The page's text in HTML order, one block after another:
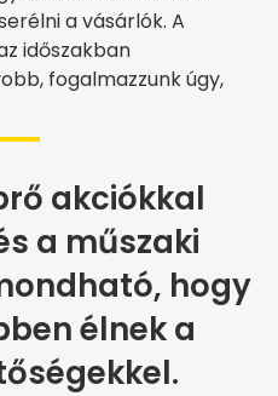
a vásárlók. A
időszakban
fogalmazzunk úgy,
akciókkal
a műszaki
hogy
élnek a